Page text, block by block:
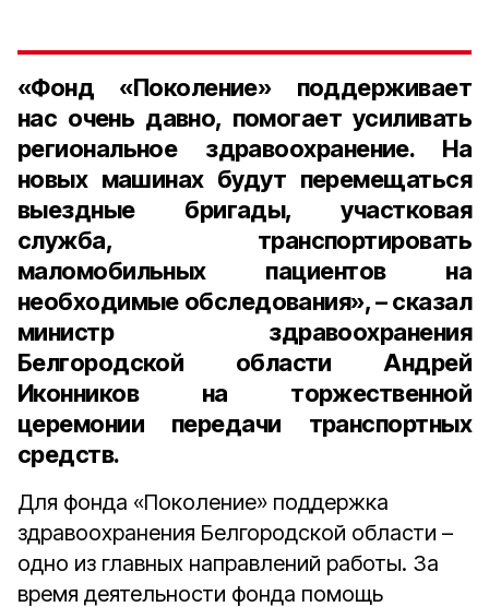
«Фонд «Поколение» поддерживает
нас очень давно, помогает усиливать
региональное здравоохранение. На
новых машинах будут перемещаться
выездные бригады, участковая
служба, транспортировать
маломобильных пациентов на
необходимые обследования», – сказал
министр здравоохранения
Белгородской области Андрей
Иконников на торжественной
церемонии передачи транспортных
средств.
Для фонда «Поколение» поддержка
здравоохранения Белгородской области –
одно из главных направлений работы. За
время деятельности фонда помощь